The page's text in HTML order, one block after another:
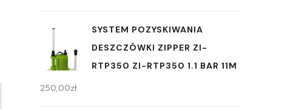
SYSTEM POZYSKIWANIA
DESZCZÓWKI ZIPPER ZI-
RTP350 ZI-RTP350 1.1 BAR 11M
250,00zł